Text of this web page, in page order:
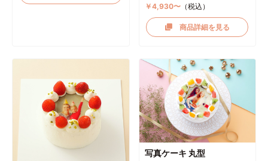
￥4,930〜 （税込）
商品詳細を見る
写真ケーキ 丸型